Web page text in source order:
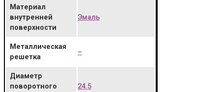
Материал
внутренней
поверхности
Эмаль
Металлическая
решетка
–
Диаметр
поворотного
24.5